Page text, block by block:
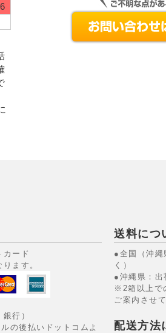
ード
ます。
行）
の後払いドットコムよ
送料につ
●全国（沖
く）
●沖縄県：出
※2箱以上で
ご案内させ
配送方法